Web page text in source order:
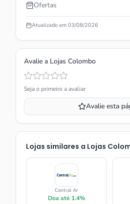
Ofertas
Atualizado em 03/08/2026
Avalie a Lojas Colombo
Seja o primeiro a avaliar
Avalie esta
Lojas similares a Lojas
Central Ar
Doa até 1.4%